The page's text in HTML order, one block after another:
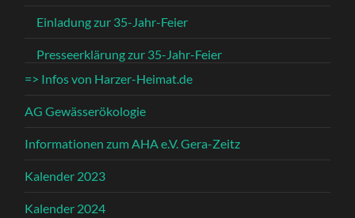
Einladung zur 35-Jahr-Feier
Presseerklärung zur 35-Jahr-Feier
=> Infos von Harzer-Heimat.de
AG Gewässerökologie
Informationen zum AHA e.V. Gera-Zeitz
Kalender 2023
Kalender 2024